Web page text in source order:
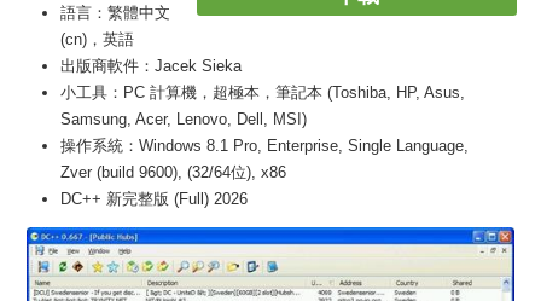
語言：繁體中文
(cn)，英語
出版商軟件：Jacek Sieka
小工具：PC 計算機，超極本，筆記本 (Toshiba, HP, Asus,
Samsung, Acer, Lenovo, Dell, MSI)
操作系統：Windows 8.1 Pro, Enterprise, Single Language,
Zver (build 9600), (32/64位), x86
DC++ 新完整版 (Full) 2026